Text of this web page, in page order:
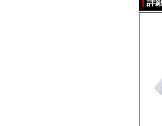
| 詳